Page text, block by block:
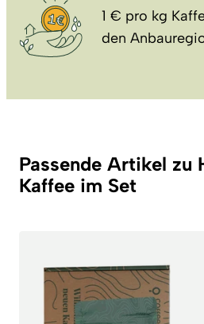
1 € pro kg
den
Passende Artikel zu
Kaffee im Set